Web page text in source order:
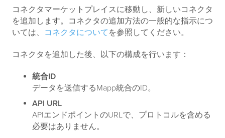
コネクタマーケットプレイスに移動し、新しいコネクタ
を追加します。コネクタの追加方法の一般的な指示につ
いては、 コネクタについて を参照してください。
コネクタを追加した後、以下の構成を行います：
統合ID
データを送信するMapp統合のID。
API URL
APIエンドポイントのURLで、プロトコルを含める
必要はありません。